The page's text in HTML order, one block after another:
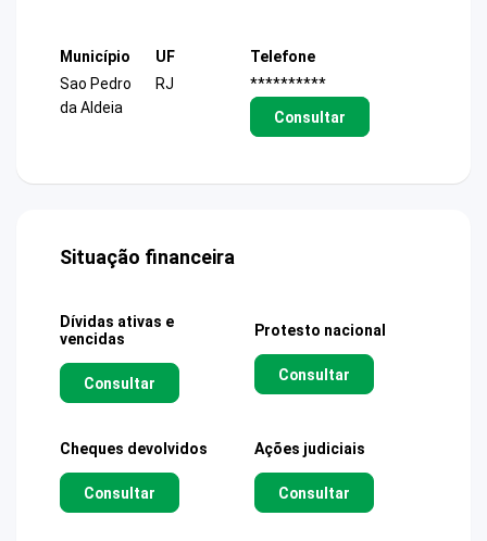
Município
Sao Pedro
da Aldeia
UF
RJ
Telefone
**********
Consultar
Situação financeira
Dívidas ativas e
vencidas
Consultar
Protesto nacional
Consultar
Cheques devolvidos
Consultar
Ações judiciais
Consultar